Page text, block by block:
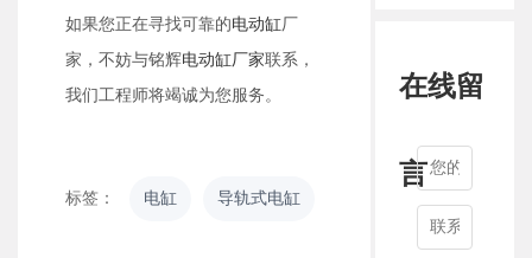
如果您正在寻找可靠的电动缸厂
家，不妨与铭辉电动缸厂家联系，
我们工程师将竭诚为您服务。
标签： 电缸 导轨式电缸
在线留
言